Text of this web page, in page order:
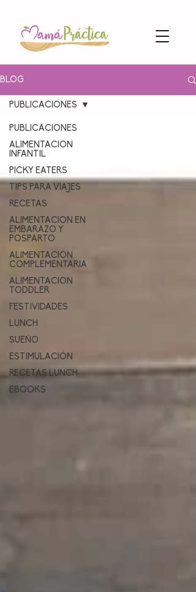
BLOG
PUBLICACIONES
ALIMENTACION
INFANTIL
PICKY EATERS
TIPS PARA VIAJES
RECETAS
ALIMENTACION EN
EMBARAZO Y
POSPARTO
ALIMENTACIÓN
COMPLEMENTARIA
ALIMENTACION
TODDLER
FESTIVIDADES
LUNCH
SUEÑO
ESTIMULACIÓN
RECETAS LUNCH
EBOOKS
PUBLICACIONES